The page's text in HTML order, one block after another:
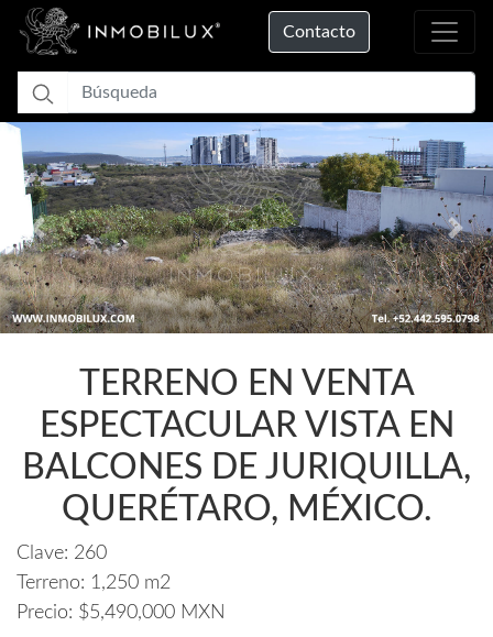
Contacto
Cargando...
Previous
TERRENO EN VENTA
ESPECTACULAR VISTA EN
BALCONES DE JURIQUILLA,
QUERÉTARO, MÉXICO.
Clave: 260
Terreno: 1,250 m2
Precio: $5,490,000 MXN